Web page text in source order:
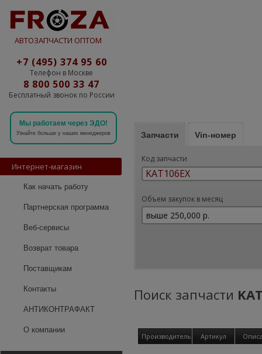
АВТОЗАПЧАСТИ ОПТОМ
+7 (495) 374 95 60
Телефон в Москве
8 800 500 33 47
Бесплатный звонок по России
Мы работаем через ЭДО!
Узнайте больше у наших менеджеров
Интернет-магазин
Как начать работу
Партнерская программа
Веб-сервисы
Возврат товара
Поставщикам
Контакты
АНТИКОНТРАФАКТ
О компании
Запчасти Vin-номер
Код запчасти
Объем закупок в месяц
Поиск запчасти
Производитель Артикул